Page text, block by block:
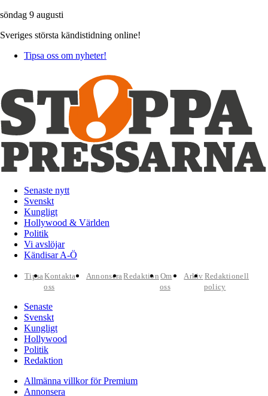
söndag 9 augusti
Sveriges största kändistidning online!
Tipsa oss om nyheter!
Senaste nytt
Svenskt
Kungligt
Hollywood & Världen
Politik
Vi avslöjar
Kändisar A-Ö
TipsaKontakta
oss
AnnonseraRedaktion Om
oss
Arkiv Redaktionell
policy
Senaste
Svenskt
Kungligt
Hollywood
Politik
Redaktion
Allmänna villkor för Premium
Annonsera